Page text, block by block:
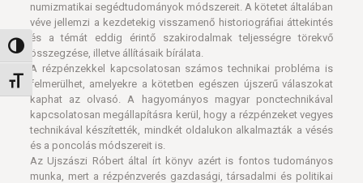
Nagy kontraszt váltása
Betűméret váltása
numizmatikai segédtudományok módszereit. A kötetet általában
véve jellemzi a kezdetekig visszamenő historiográfiai áttekintés
és a témát eddig érintő szakirodalmak teljességre törekvő
összegzése, illetve állításaik bírálata.
A rézpénzekkel kapcsolatosan számos technikai probléma is
felmerülhet, amelyekre a kötetben egészen újszerű válaszokat
kaphat az olvasó. A hagyományos magyar ponctechnikával
kapcsolatosan megállapításra kerül, hogy a rézpénzeket vegyes
technikával készítették, mindkét oldalukon alkalmazták a vésés
és a poncolás módszereit is.
Az Ujszászi Róbert által írt könyv azért is fontos tudományos
munka, mert a rézpénzverés gazdasági, társadalmi és politikai